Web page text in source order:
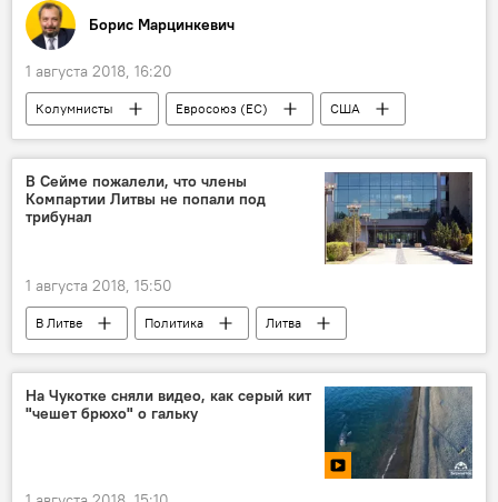
Борис Марцинкевич
1 августа 2018, 16:20
Колумнисты Евросоюз (ЕС)
США
"Газпром"
СПГ
В Сейме пожалели, что члены
Компартии Литвы не попали под
трибунал
1 августа 2018, 15:50
В Литве Политика
Литва
Лауринас Касчюнас
Аудронюс Ажубалис
Коммунистическая партия Литвы (КПЛ)
На Чукотке сняли видео, как серый кит
"чешет брюхо" о гальку